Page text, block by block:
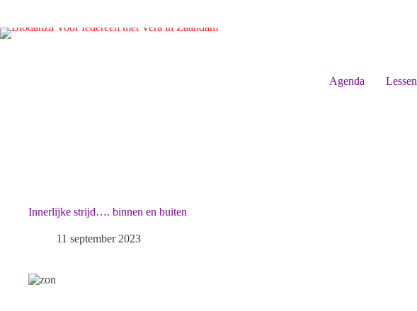
Agenda Lessen
Innerlijke strijd…. binnen en buiten
11 september 2023